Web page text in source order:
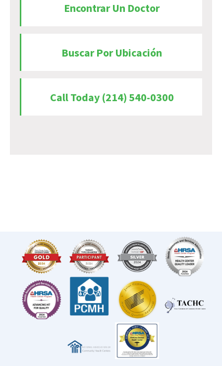
Encontrar Un Doctor
Buscar Por Ubicación
Call Today (214) 540-0300